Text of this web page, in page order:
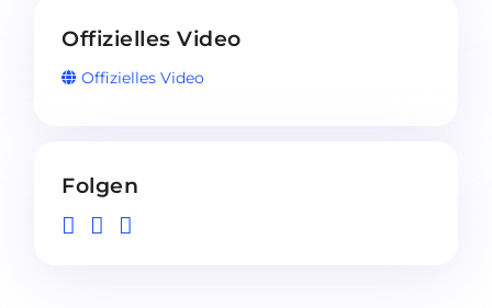
Offizielles Video
Offizielles Video
Folgen